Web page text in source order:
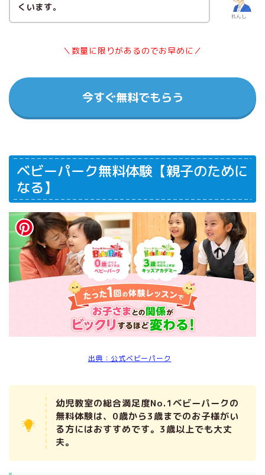
れんし
くいます。
＼数量に限りがあるのでお早めに／
今すぐ無料でもらう
ベビーパーク無料体験【親子のために
なる】
出典：公式ベビーパーク
幼児教室の総合満足度No.1ベビーパークの
無料体験は、 0歳から3歳までのお子様がい
る方にはおすすめです。3歳以上でも大丈
夫。